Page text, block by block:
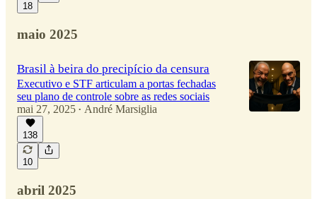
18
maio 2025
Brasil à beira do precipício da censura
Executivo e STF articulam a portas fechadas
seu plano de controle sobre as redes sociais
mai 27, 2025 • André Marsiglia
138
10
abril 2025